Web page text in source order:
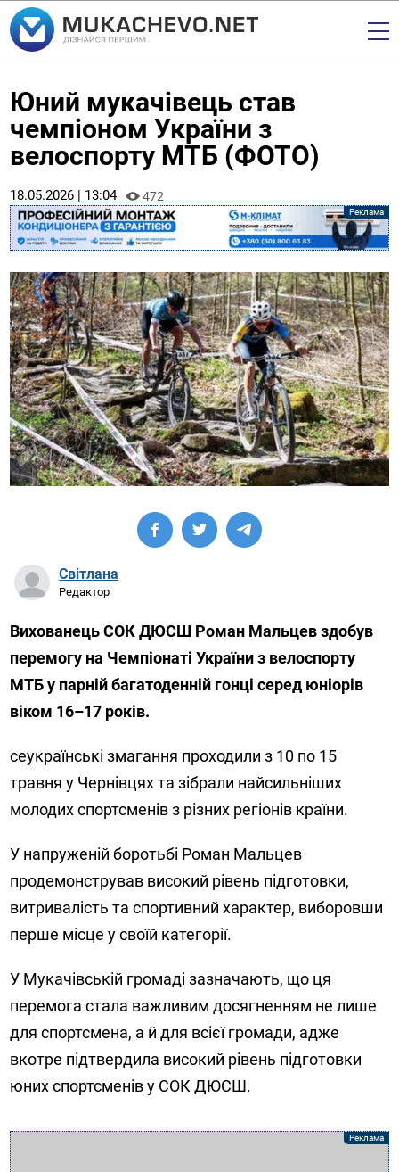
Юний мукачівець став
чемпіоном України з
велоспорту МТБ (ФОТО)
18.05.2026 | 13:04 472
Світлана
Редактор
Вихованець СОК ДЮСШ Роман Мальцев здобув
перемогу на Чемпіонаті України з велоспорту
МТБ у парній багатоденній гонці серед юніорів
віком 16–17 років.
сеукраїнські змагання проходили з 10 по 15
травня у Чернівцях та зібрали найсильніших
молодих спортсменів з різних регіонів країни.
У напруженій боротьбі Роман Мальцев
продемонстрував високий рівень підготовки,
витривалість та спортивний характер, виборовши
перше місце у своїй категорії.
У Мукачівській громаді зазначають, що ця
перемога стала важливим досягненням не лише
для спортсмена, а й для всієї громади, адже
вкотре підтвердила високий рівень підготовки
юних спортсменів у СОК ДЮСШ.